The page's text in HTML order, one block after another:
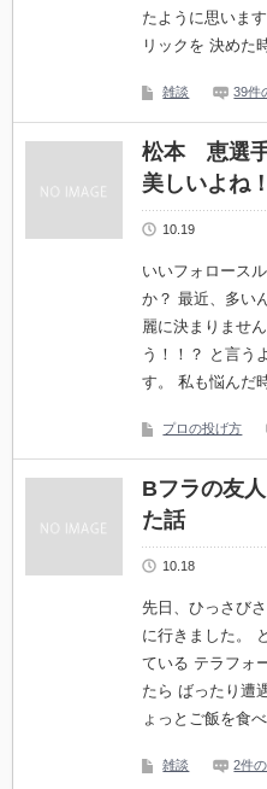
たように思いま
リックを 決めた
雑談 39件
松本 恵選
美しいよね
10.19
いいフォロース
か？ 最近、多い
麗に決まりませ
う！！？ と言う
す。 私も悩んだ
プロの投げ方
Bフラの友
た話
10.18
先日、ひっさび
に行きました。
ている テラフォ
たら ばったり遭
ょっとご飯を食
雑談 2件